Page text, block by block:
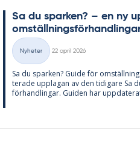
Sa du spar­ken? – en ny
Kategorier
Nyheter
22 april 2026
Sa du spar­ken? Guide för
te­ra­de upp­la­gan av den ti­di­ga­re Sa
för­hand­ling­ar. Gui­den har